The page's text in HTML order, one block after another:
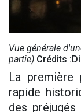
Vue générale
partie) Crédits
La première
rapide
des